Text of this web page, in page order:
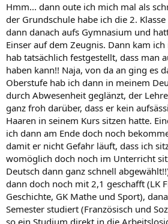
Hmm... dann oute ich mich mal als
der Grundschule habe ich die 2.
dann danach aufs Gymnasium und
Einser auf dem Zeugnis. Dann kam
hab tatsächlich festgestellt, dass man
haben kann!! Naja, von da an ging es
Oberstufe hab ich dann in meinem
durch Abwesenheit geglänzt, der
ganz froh darüber, dass er kein
Haaren in seinem Kurs sitzen hatte.
ich dann am Ende doch noch
damit er nicht Gefahr läuft, dass ich
womöglich doch noch im Unterricht
Deutsch dann ganz schnell
dann doch noch mit 2,1 geschafft (LK
Geschichte, GK Mathe und Sport),
Semester studiert (Französisch und
so ein Studium direkt in die